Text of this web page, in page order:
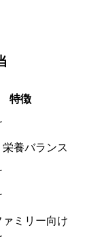
特徴
養バランス
ミリー向け